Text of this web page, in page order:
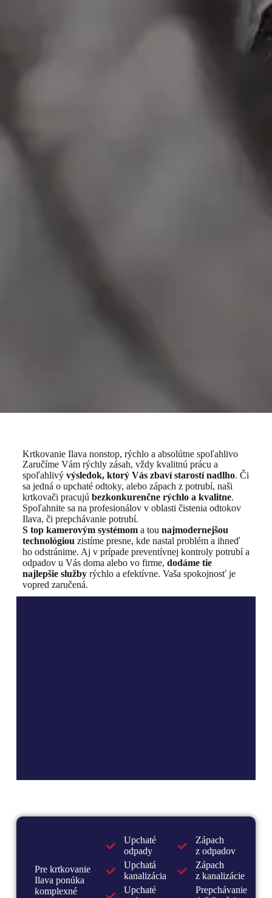
Krtkovanie Ilava nonstop, rýchlo a absolútne spoľahlivo
Zaručíme Vám rýchly zásah, vždy kvalitnú prácu a
spoľahlivý výsledok, ktorý Vás zbaví starostí nadlho. Či
sa jedná o upchaté odtoky, alebo zápach z potrubí, naši
krtkovači pracujú bezkonkurenčne rýchlo a kvalitne.
Spoľahnite sa na profesionálov v oblasti čistenia odtokov
Ilava, či prepchávanie potrubí.
S top kamerovým systémoma tou najmodernejšou
technológiou zistíme presne, kde nastal problém a ihneď
ho odstránime. Aj v prípade preventívnej kontroly potrubí a
odpadov u Vás doma alebo vo firme, dodáme tie
najlepšie službyrýchlo a efektívne. Vaša spokojnosť je
vopred zaručená.
Pre krtkovanie
Ilava ponúka
komplexné
Upchaté
odpady
Upchatá
kanalizácia
Upchaté
Zápach
z odpadov
Zápach
z kanalizácie
Prepchávanie